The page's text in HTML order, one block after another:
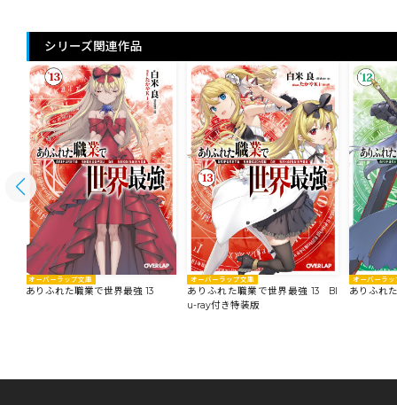
シリーズ関連作品
オーバーラップ文庫
ありふれた職業で世界最強 13
オーバーラップ文庫
ありふれた職業で世界最強 13 Bl
u-ray付き特装版
オーバーラッ
ありふれ